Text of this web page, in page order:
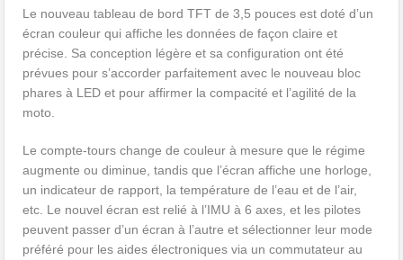
Le nouveau tableau de bord TFT de 3,5 pouces est doté d’un
écran couleur qui affiche les données de façon claire et
précise. Sa conception légère et sa configuration ont été
prévues pour s’accorder parfaitement avec le nouveau bloc
phares à LED et pour affirmer la compacité et l’agilité de la
moto.
Le compte-tours change de couleur à mesure que le régime
augmente ou diminue, tandis que l’écran affiche une horloge,
un indicateur de rapport, la température de l’eau et de l’air,
etc. Le nouvel écran est relié à l’IMU à 6 axes, et les pilotes
peuvent passer d’un écran à l’autre et sélectionner leur mode
préféré pour les aides électroniques via un commutateur au